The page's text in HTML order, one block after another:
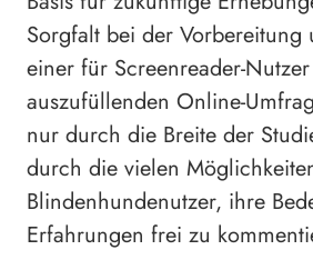
Sorgfalt bei der Vorbereitung
einer für Screenreader-
auszufüllenden Online-
nur durch die Breite der
durch die vielen
Blindenhundenutzer, ihre
Erfahrungen frei zu